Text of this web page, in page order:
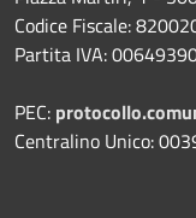
Codice Fiscale:
Partita IVA:
PEC:
Centralino Unico: